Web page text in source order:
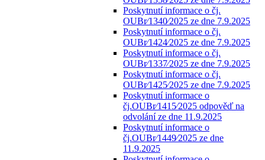
Poskytnutí informace o čj.
OUBr⁄1340⁄2025 ze dne 7.9.2025
Poskytnutí informace o čj.
OUBr⁄1424⁄2025 ze dne 7.9.2025
Poskytnutí informace o čj.
OUBr⁄1337⁄2025 ze dne 7.9.2025
Poskytnutí informace o čj.
OUBr⁄1425⁄2025 ze dne 7.9.2025
Poskytnutí informace o
čj.OUBr⁄1415⁄2025 odpověď na
odvolání ze dne 11.9.2025
Poskytnutí informace o
čj.OUBr⁄1449⁄2025 ze dne
11.9.2025